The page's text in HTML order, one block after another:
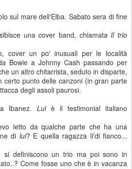
sul mare dell'Elba. Sabato sera di fine
una cover band, chiamataIl trio
cover un po' inusuali per le località
Bowie a Johnny Cash passando per
un altro chitarrista, seduto in disparte,
certo punto delle canzoni (in gran parte
degli assoli paurosi.
Ibanez. Luiè il testimonial italiano
letto da qualche parte che ha una
di lui? E quella ragazza li'di fianco...
si definiscono un trio ma poi sono in
Come fosse uno che è in vacanza